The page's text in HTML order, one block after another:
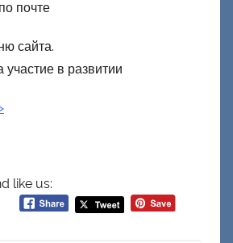
почте
сайта.
в развитии
like us: